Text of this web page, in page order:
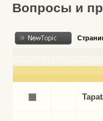
Вопросы и